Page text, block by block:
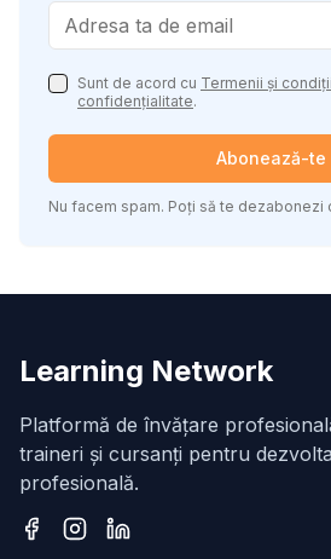
Sunt de acord cu Termenii și
confidențialitate.
Abonează-te
Nu facem spam. Poți să te dezabonezi
Learning Network
Platformă de învățare
traineri și cursanți pentru
profesională.